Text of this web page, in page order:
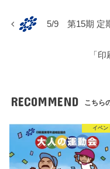
5/9 第15期 定
「
RECOMMEND こちら
イベン